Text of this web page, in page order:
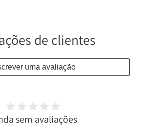
de clientes
uma avaliação
sem avaliações